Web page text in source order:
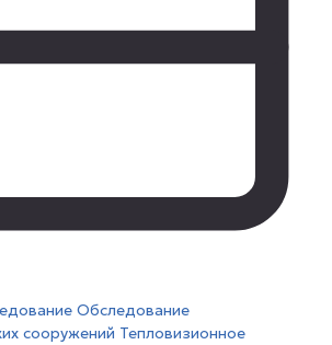
Обследование
сооружений Тепловизионное